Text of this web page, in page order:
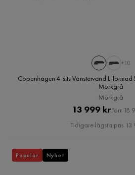
+10
Copenhagen 4-sits Vänstervänd L-formad
Mörkgrå
Mörkgrå
Pris
13 999 kr
Pris
Förr 18
Tidigare lägsta pris 13
Populär Nyhet